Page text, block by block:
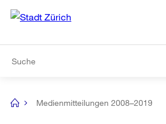
Navigation
[no
Medienmitteilungen 2008–2019